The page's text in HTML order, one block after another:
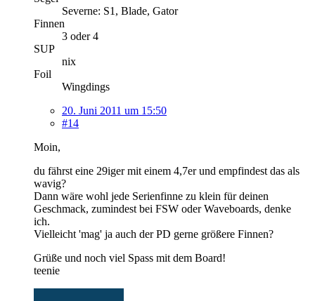
Severne: S1, Blade, Gator
Finnen
3 oder 4
SUP
nix
Foil
Wingdings
20. Juni 2011 um 15:50
#14
Moin,
du fährst eine 29iger mit einem 4,7er und empfindest das als
wavig?
Dann wäre wohl jede Serienfinne zu klein für deinen
Geschmack, zumindest bei FSW oder Waveboards, denke
ich.
Vielleicht 'mag' ja auch der PD gerne größere Finnen?
Grüße und noch viel Spass mit dem Board!
teenie